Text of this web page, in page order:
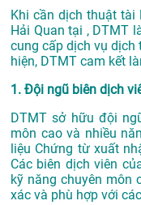
Khi cần dịch thuật
Hải Quan tại , DTMT
cung cấp dịch vụ dịch
hiện, DTMT cam kết
1. Đội ngũ biên dịch
DTMT sở hữu đội
môn cao và nhiều
liệu Chứng từ xuất
Các biên dịch viên
kỹ năng chuyên môn
xác và phù hợp với